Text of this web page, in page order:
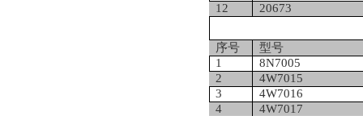
12
20673
序号
型号
1
8N7005
2
4W7015
3
4W7016
4
4W7017